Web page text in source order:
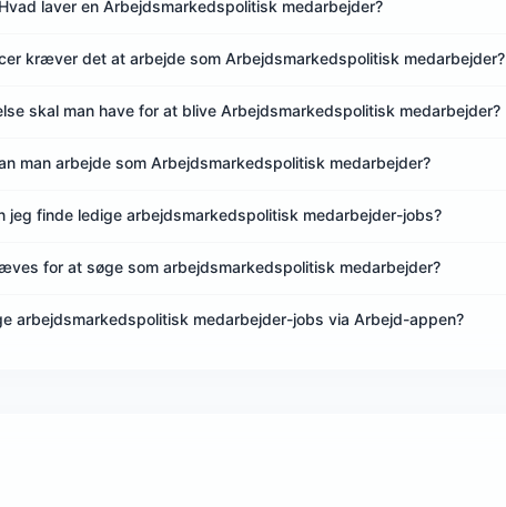
Hvad laver en Arbejdsmarkedspolitisk medarbejder?
kræver det at arbejde som Arbejdsmarkedspolitisk medarbejder?
skal man have for at blive Arbejdsmarkedspolitisk medarbejder?
man arbejde som Arbejdsmarkedspolitisk medarbejder?
jeg finde ledige arbejdsmarkedspolitisk medarbejder-jobs?
for at søge som arbejdsmarkedspolitisk medarbejder?
arbejdsmarkedspolitisk medarbejder-jobs via Arbejd-appen?